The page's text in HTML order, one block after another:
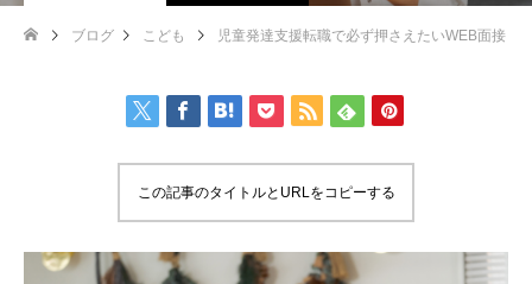
ブログ こども 児童発達支援転職で必ず押さえたいWEB面接
この記事のタイトルとURLをコピーする